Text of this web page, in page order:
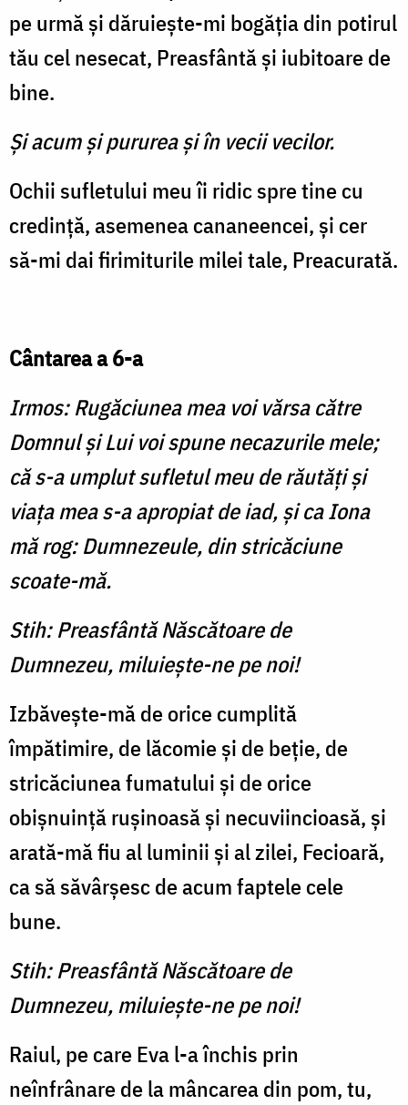
pe urmă și dăruiește-mi bogăția din potirul
tău cel nesecat, Preasfântă și iubitoare de
bine.
Și acum și pururea și în vecii vecilor.
Ochii sufletului meu îi ridic spre tine cu
credință, asemenea cananeencei, și cer
să-mi dai firimiturile milei tale, Preacurată.
Cântarea a 6-a
Irmos:Rugăciunea mea voi vărsa către
Dom­nul și Lui voi spune necazurile mele;
că s-a umplut sufletul meu de răutăți și
viața mea s-a apropiat de iad, și ca Iona
mă rog: Dum­nezeule, din stricăciune
scoate-mă.
Stih: Preasfântă Născătoare de
Dumnezeu, miluieşte-ne pe noi!
Izbăvește-mă de orice cumplită
împătimire, de lăcomie și de beție, de
stricăciunea fumatului și de orice
obișnuință rușinoasă și necuviincioasă, și
arată-mă fiu al luminii și al zilei, Fecioară,
ca să săvârșesc de acum faptele cele
bune.
Stih: Preasfântă Născătoare de
Dumnezeu, miluieşte-ne pe noi!
Raiul, pe care Eva l-a închis prin
neînfrânare de la mâncarea din pom, tu,